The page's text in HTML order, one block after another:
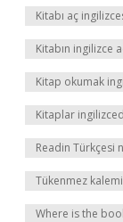
Kitabı aç
Kitabın ingilizce
Kitap okumak
Kitaplar
Readin Türkçesi
Tükenmez
Where is the